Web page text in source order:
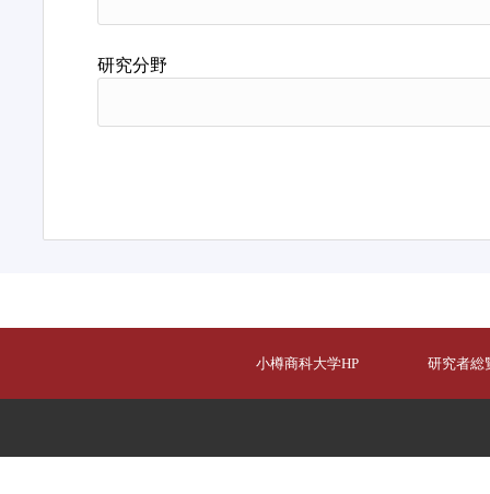
研究分野
小樽商科大学HP 研究者総